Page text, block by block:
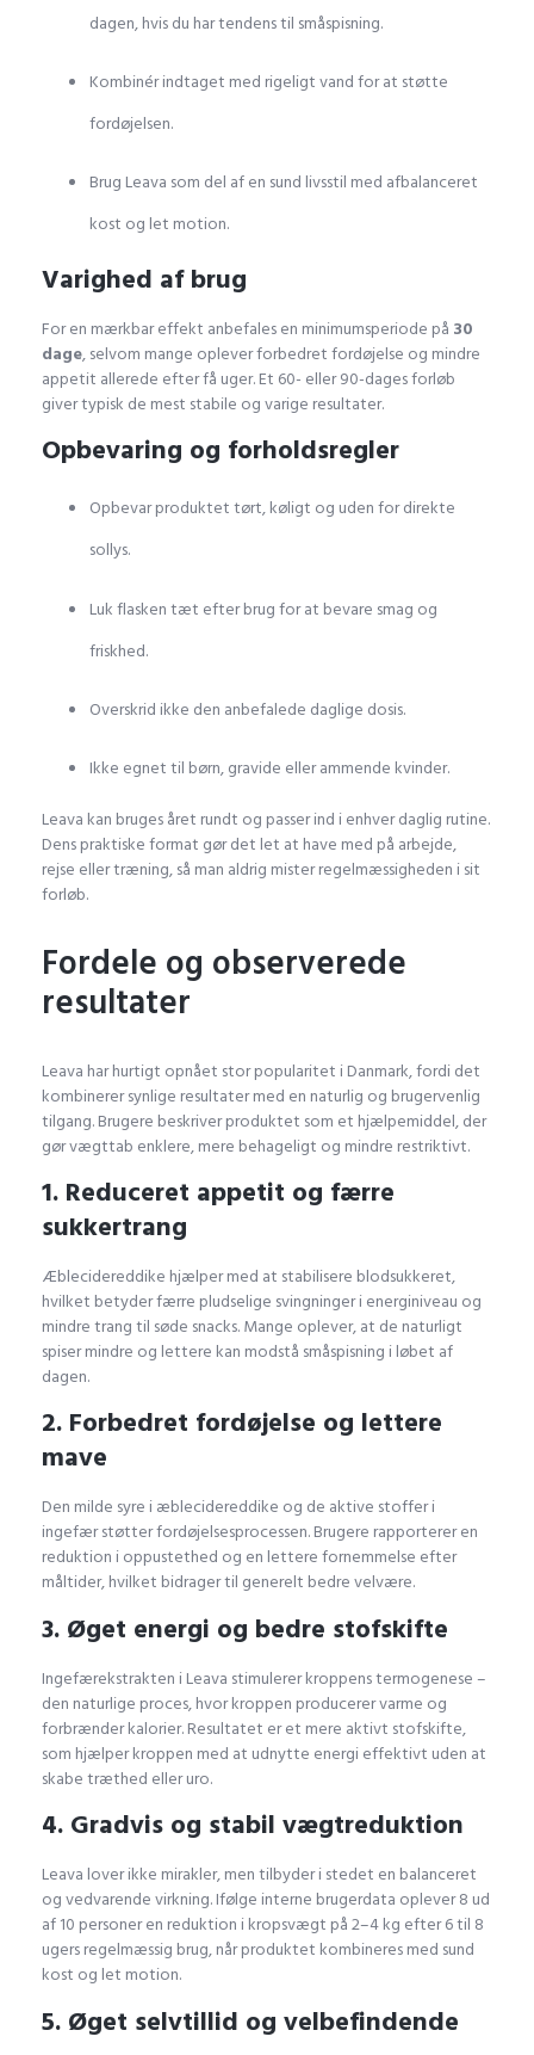
dagen, hvis du har tendens til småspisning.
Kombinér indtaget med rigeligt vand for at støtte
fordøjelsen.
Brug Leava som del af en sund livsstil med afbalanceret
kost og let motion.
Varighed af brug
For en mærkbar effekt anbefales en minimumsperiode på 30
dage, selvom mange oplever forbedret fordøjelse og mindre
appetit allerede efter få uger. Et 60- eller 90-dages forløb
giver typisk de mest stabile og varige resultater.
Opbevaring og forholdsregler
Opbevar produktet tørt, køligt og uden for direkte
sollys.
Luk flasken tæt efter brug for at bevare smag og
friskhed.
Overskrid ikke den anbefalede daglige dosis.
Ikke egnet til børn, gravide eller ammende kvinder.
Leava kan bruges året rundt og passer ind i enhver daglig rutine.
Dens praktiske format gør det let at have med på arbejde,
rejse eller træning, så man aldrig mister regelmæssigheden i sit
forløb.
Fordele og observerede
resultater
Leava har hurtigt opnået stor popularitet i Danmark, fordi det
kombinerer synlige resultater med en naturlig og brugervenlig
tilgang. Brugere beskriver produktet som et hjælpemiddel, der
gør vægttab enklere, mere behageligt og mindre restriktivt.
1. Reduceret appetit og færre
sukkertrang
Æblecidereddike hjælper med at stabilisere blodsukkeret,
hvilket betyder færre pludselige svingninger i energiniveau og
mindre trang til søde snacks. Mange oplever, at de naturligt
spiser mindre og lettere kan modstå småspisning i løbet af
dagen.
2. Forbedret fordøjelse og lettere
mave
Den milde syre i æblecidereddike og de aktive stoffer i
ingefær støtter fordøjelsesprocessen. Brugere rapporterer en
reduktion i oppustethed og en lettere fornemmelse efter
måltider, hvilket bidrager til generelt bedre velvære.
3. Øget energi og bedre stofskifte
Ingefærekstrakten i Leava stimulerer kroppens termogenese –
den naturlige proces, hvor kroppen producerer varme og
forbrænder kalorier. Resultatet er et mere aktivt stofskifte,
som hjælper kroppen med at udnytte energi effektivt uden at
skabe træthed eller uro.
4. Gradvis og stabil vægtreduktion
Leava lover ikke mirakler, men tilbyder i stedet en balanceret
og vedvarende virkning. Ifølge interne brugerdata oplever 8 ud
af 10 personer en reduktion i kropsvægt på 2–4 kg efter 6 til 8
ugers regelmæssig brug, når produktet kombineres med sund
kost og let motion.
5. Øget selvtillid og velbefindende